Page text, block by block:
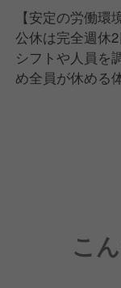
こうしたスピリ
きたいです！
【安定の労働環
公休は完全週休
シフトや人員を
め全員が休める
がら、月の残
母体はコーヒー
業65年以上の
抜群の経営基盤
く、賞与含め
こ